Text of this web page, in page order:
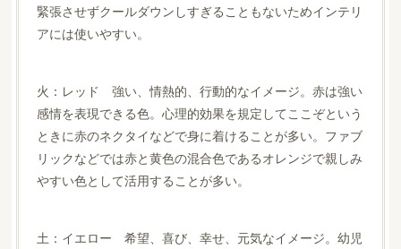
緊張させずクールダウンしすぎることもないためインテリ
アには使いやすい。
火：レッド 強い、情熱的、行動的なイメージ。赤は強い
感情を表現できる色。心理的効果を規定してここぞという
ときに赤のネクタイなどで身に着けることが多い。ファブ
リックなどでは赤と黄色の混合色であるオレンジで親しみ
やすい色として活用することが多い。
土：イエロー 希望、喜び、幸せ、元気なイメージ。幼児